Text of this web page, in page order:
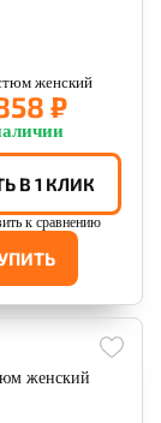
женский
₽
В 1 КЛИК
к сравнению